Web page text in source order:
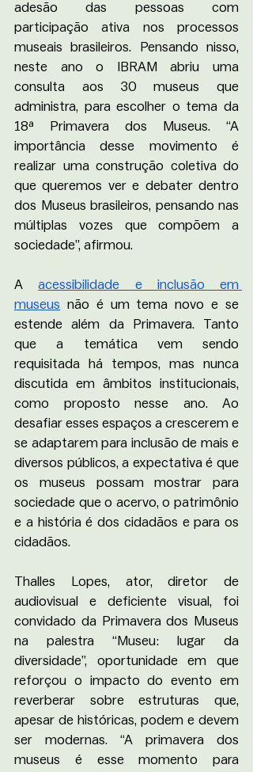
adesão das pessoas com
participação ativa nos processos
museais brasileiros. Pensando nisso,
neste ano o IBRAM abriu uma
consulta aos 30 museus que
administra, para escolher o tema da
18ª Primavera dos Museus. “A
importância desse movimento é
realizar uma construção coletiva do
que queremos ver e debater dentro
dos Museus brasileiros, pensando nas
múltiplas vozes que compõem a
sociedade”, afirmou.
A acessibilidade e inclusão em
museus não é um tema novo e se
estende além da Primavera. Tanto
que a temática vem sendo
requisitada há tempos, mas nunca
discutida em âmbitos institucionais,
como proposto nesse ano. Ao
desafiar esses espaços a crescerem e
se adaptarem para inclusão de mais e
diversos públicos, a expectativa é que
os museus possam mostrar para
sociedade que o acervo, o patrimônio
e a história é dos cidadãos e para os
cidadãos.
Thalles Lopes, ator, diretor de
audiovisual e deficiente visual, foi
convidado da Primavera dos Museus
na palestra “Museu: lugar da
diversidade”, oportunidade em que
reforçou o impacto do evento em
reverberar sobre estruturas que,
apesar de históricas, podem e devem
ser modernas. “A primavera dos
museus é esse momento para